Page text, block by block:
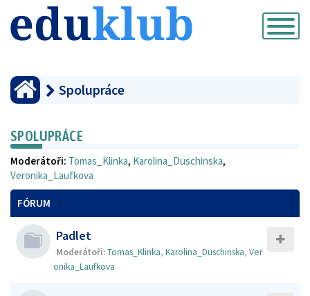
Přepnout
navigaci
Spolupráce
SPOLUPRÁCE
Moderátoři: Tomas_Klinka, Karolina_Duschinska,
Veronika_Laufkova
FÓRUM
Padlet
Moderátoři:Tomas_Klinka, Karolina_Duschinska, Ver
onika_Laufkova